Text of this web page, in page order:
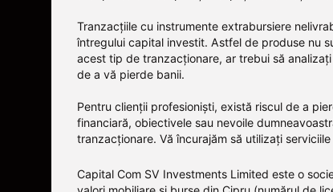
Tranzacțiile cu instrumente extrabursiere
întregului capital investit. Astfel de produse nu
acest tip de tranzacționare, ar trebui să
de a vă pierde banii.
Pentru clienții profesioniști, există riscul de a
financiară, obiectivele sau nevoile
tranzacționare. Vă încurajăm să utilizați
Capital Com SV Investments Limited este o